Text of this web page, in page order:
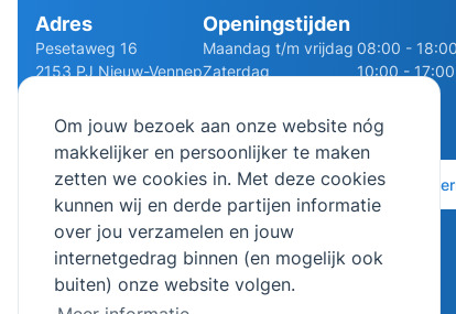
Om jouw bezoek aan onze website nóg
makkelijker en persoonlijker te maken
zetten we cookies in. Met deze cookies
kunnen wij en derde partijen informatie
over jou verzamelen en jouw
internetgedrag binnen (en mogelijk ook
buiten) onze website volgen.
Adres
Pesetaweg 16
2153 PJ Nieuw-Vennep
Openingstijden
Maandag t/m vrijdag 08:00 - 18:00
Zaterdag
10:00 - 17:00
0252 - 210611 06 - 13141322